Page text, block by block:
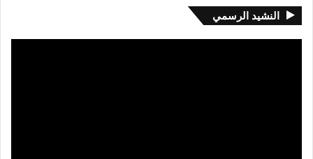
النشيد الرسمي